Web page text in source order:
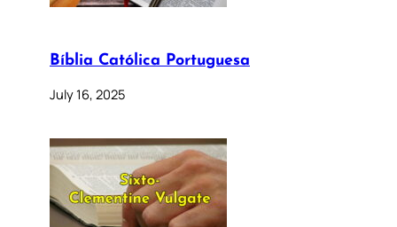
Bíblia Católica Portuguesa
July 16, 2025